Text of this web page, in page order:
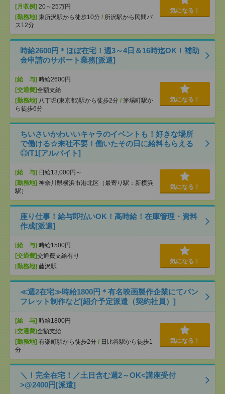
[月収例] 20～25万円
[勤務地] 東所沢駅から徒歩10分 / 所沢駅から民間バ
ス12分
気になる！
時給2600円＊ほぼ在宅！週3～4日＆16時迄OK！補助
金申請のサポート業務[派遣]
[給 与] 時給2600円
[交通費]全額支給
[勤務地] 八丁堀(東京都)駅から徒歩2分 / 茅場町駅か
ら徒歩6分
気になる！
ちいさいかわいいキャラのイベントも！好きな場所
で働ける☆来社不要！働いたその日に給料もらえる
◎/T1[アルバイト]
[給 与] 日給13,000円～
[勤務地] 神奈川県横浜市港北区（最寄り駅：新横浜
駅）
気になる！
座り仕事！給与即払いOK！高時給！在庫管理・資料
作成[派遣]
[給 与] 時給1500円
[交通費]交通費支給有り
[勤務地] 藤沢駅
気になる！
≪週2在宅≫時給1800円＊有名映画製作企業にてパン
フレット制作など[紹介予定派遣（契約社員）]
[給 与] 時給1800円
[交通費]全額支給
[勤務地] 有楽町駅から徒歩2分 / 日比谷駅から徒歩1
分
気になる！
＼！完全在宅！／土日含む週2～OK<講座受付
>@2400円[派遣]